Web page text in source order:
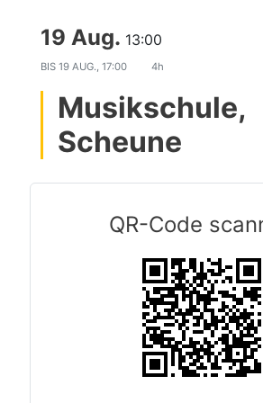
19 Aug. 13:00
BIS 19 AUG., 17:00 4h
Musikschule,
Scheune
QR-Code